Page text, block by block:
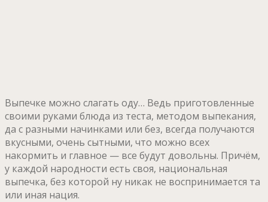
Выпечке можно слагать оду… Ведь приготовленные
своими руками блюда из теста, методом выпекания,
да с разными начинками или без, всегда получаются
вкусными, очень сытными, что можно всех
накормить и главное — все будут довольны. Причём,
у каждой народности есть своя, национальная
выпечка, без которой ну никак не воспринимается та
или иная нация.